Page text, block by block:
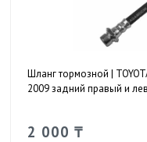
Шланг тормозной |
2009 задний правый и
2 000 ₸